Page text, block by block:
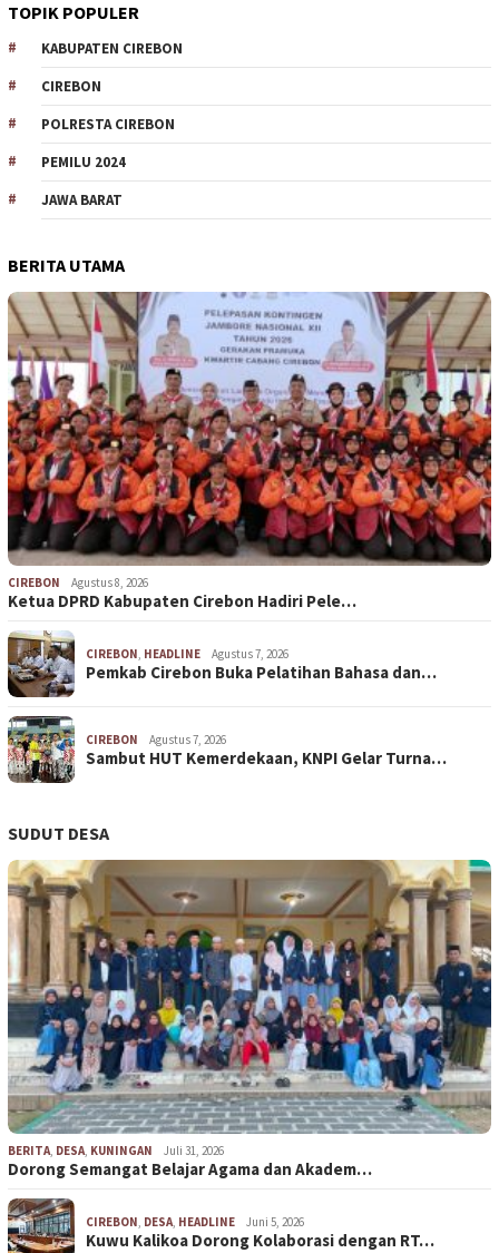
TOPIK POPULER
KABUPATEN CIREBON
CIREBON
POLRESTA CIREBON
PEMILU 2024
JAWA BARAT
BERITA UTAMA
CIREBON Agustus 8, 2026
Ketua DPRD Kabupaten Cirebon Hadiri Pele…
CIREBON, HEADLINE Agustus 7, 2026
Pemkab Cirebon Buka Pelatihan Bahasa dan…
CIREBON Agustus 7, 2026
Sambut HUT Kemerdekaan, KNPI Gelar Turna…
SUDUT DESA
BERITA, DESA, KUNINGAN Juli 31, 2026
Dorong Semangat Belajar Agama dan Akadem…
CIREBON, DESA, HEADLINE Juni 5, 2026
Kuwu Kalikoa Dorong Kolaborasi dengan RT…